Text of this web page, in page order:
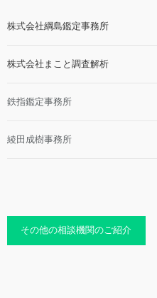
株式会社綱島鑑定事務所
株式会社まこと調査解析
鉄指鑑定事務所
綾田成樹事務所
その他の相談機関のご紹介